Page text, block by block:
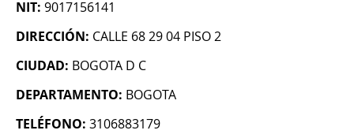
NIT: 9017156141
DIRECCIÓN: CALLE 68 29 04 PISO 2
CIUDAD: BOGOTA D C
DEPARTAMENTO: BOGOTA
TELÉFONO: 3106883179